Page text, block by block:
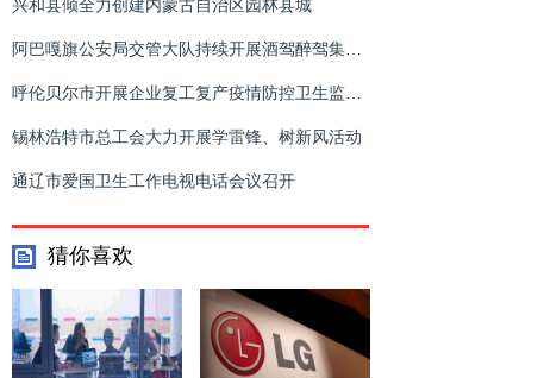
兴和县倾全力创建内蒙古自治区园林县城
阿巴嘎旗公安局交管大队持续开展酒驾醉驾集中整治夜查行动
呼伦贝尔市开展企业复工复产疫情防控卫生监督工作
锡林浩特市总工会大力开展学雷锋、树新风活动
通辽市爱国卫生工作电视电话会议召开
猜你喜欢